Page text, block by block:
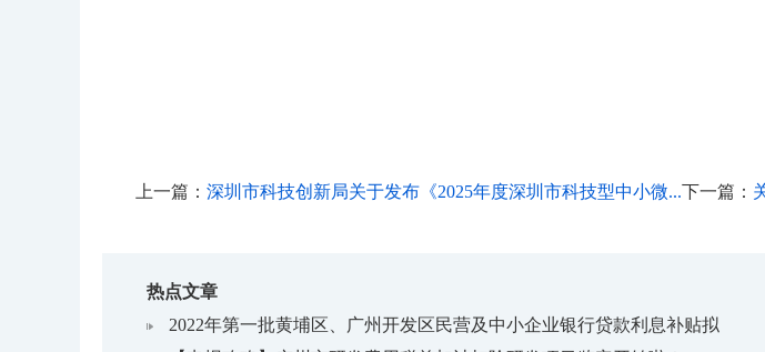
上一篇： 深圳市科技创新局关于发布《2025年度深圳市科技型中小微...下一篇：
热点文章
2022年第一批黄埔区、广州开发区民营及中小企业银行贷款利息补贴拟